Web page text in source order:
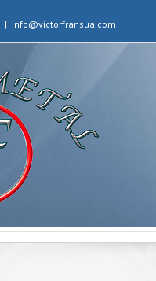
| info@victorfransua.com